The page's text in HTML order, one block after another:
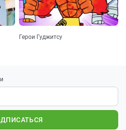
Герои Гуджитсу